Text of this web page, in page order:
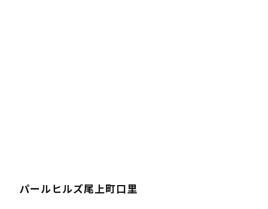
パールヒルズ尾上町口里